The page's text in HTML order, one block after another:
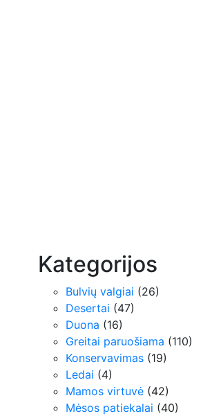
Kategorijos
Bulvių valgiai (26)
Desertai (47)
Duona (16)
Greitai paruošiama (110)
Konservavimas (19)
Ledai (4)
Mamos virtuvė (42)
Mėsos patiekalai (40)